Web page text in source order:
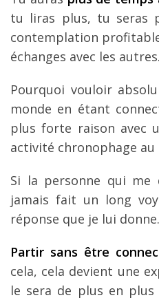
tu liras plus, tu seras
contemplation
échanges avec les
Pourquoi vouloir
monde en étant
plus forte raison avec
activité chronophage au
Si la personne qui me
jamais fait un long
réponse que je lui donne.
Partir sans être
cela, cela devient une
le sera de plus en plus